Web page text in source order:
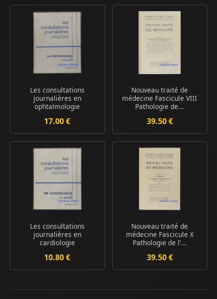
Les consultations
journalières en
ophtalmologie
17.00 €
Nouveau traité de
médecine Fascicule VIII
Pathologie de...
39.50 €
Les consultations
journalières en
cardiologie
10.80 €
Nouveau traité de
médecine Fascicule X
Pathologie de l'...
39.50 €